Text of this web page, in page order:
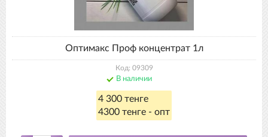
Оптимакс Проф концентрат 1л
Код: 09309
В наличии
4 300 тенге
4300 тенге - опт